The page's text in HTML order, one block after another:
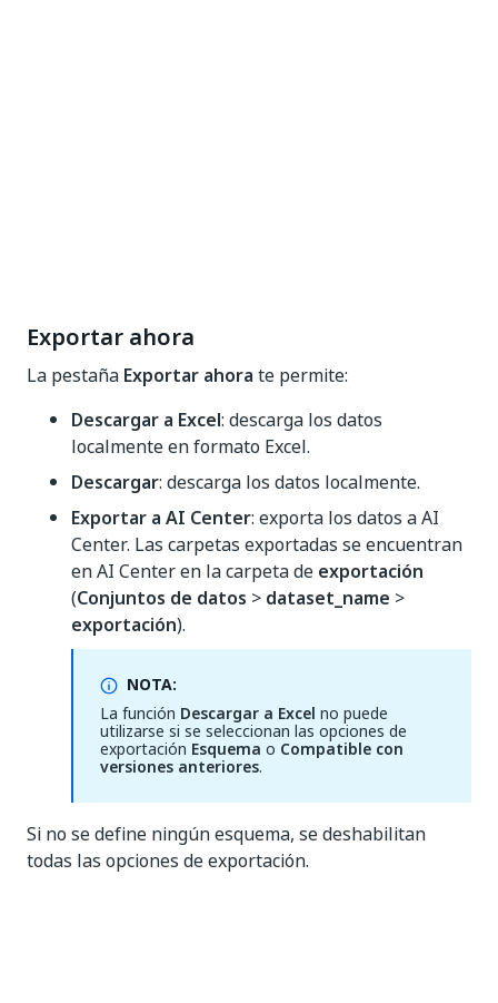
Exportar ahora
La pestaña Exportar ahora te permite:
Descargar a Excel: descarga los datos
localmente en formato Excel.
Descargar: descarga los datos localmente.
Exportar a AI Center: exporta los datos a AI
Center. Las carpetas exportadas se encuentran
en AI Center en la carpeta de exportación
(Conjuntos de datos > dataset_name >
exportación).
NOTA:
La función Descargar a Excel no puede
utilizarse si se seleccionan las opciones de
exportación Esquema o Compatible con
versiones anteriores.
Si no se define ningún esquema, se deshabilitan
todas las opciones de exportación.